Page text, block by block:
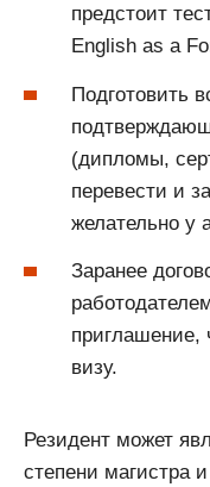
предстоит
English as a
Подготовить
(дипломы,
перевести и
желательно у
Заранее
приглашение,
визу.
Резидент может
степени магистра